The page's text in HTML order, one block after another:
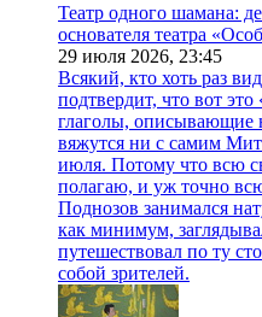
Театр одного шамана:
основателя театра
29 июля 2026, 23:45
Всякий, кто хоть раз
подтвердит, что вот
глаголы, описывающие
вяжутся ни с самим
июля. Потому что всю
полагаю, и уж точно
Поднозов занимался
как минимум,
путешествовал по ту
собой зрителей.